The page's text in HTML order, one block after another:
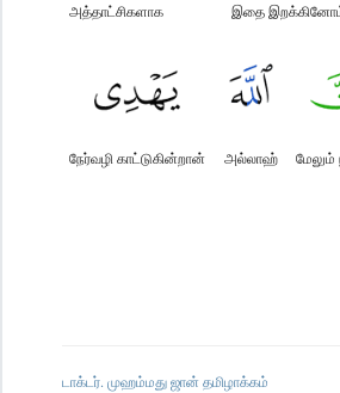
இதை
அத்தாட்சிகளாக
மேலும்
அல்லாஹ்
நேர்வழி காட்டுகின்றான்
டாக்டர். முஹம்மது ஜான் தமிழாக்கம்